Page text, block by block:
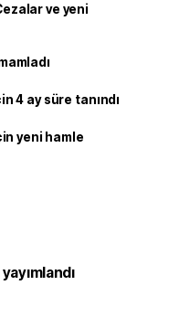
ve yeni
4 ay süre tanındı
yeni hamle